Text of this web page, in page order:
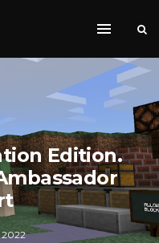
Edition.
2022